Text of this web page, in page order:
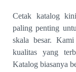
Cetak katalog
paling penting
skala besar.
kualitas yang
Katalog biasanya